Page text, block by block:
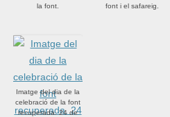
la font.
font i el safareig.
Imatge del dia de la
celebració de la font
recuperada. 24 de